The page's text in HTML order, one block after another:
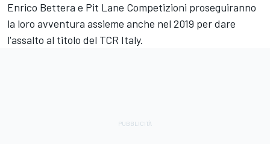
Enrico Bettera e Pit Lane Competizioni proseguiranno
la loro avventura assieme anche nel 2019 per dare
l'assalto al titolo del TCR Italy.